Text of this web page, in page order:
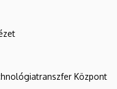
Központ